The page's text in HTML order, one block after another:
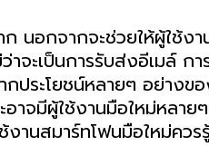
อกจากจะช่วยให้ผู้ใช้งา
จะเป็นการรับส่งอีเมล์ ก
ประโยชน์หลายๆ อย่างข
อาจมีผู้ใช้งานมือใหม่หลา
นสมาร์ทโฟนมือใหม่ควร